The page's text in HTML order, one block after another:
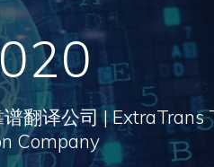
翻译公司 | ExtraTrans
Company